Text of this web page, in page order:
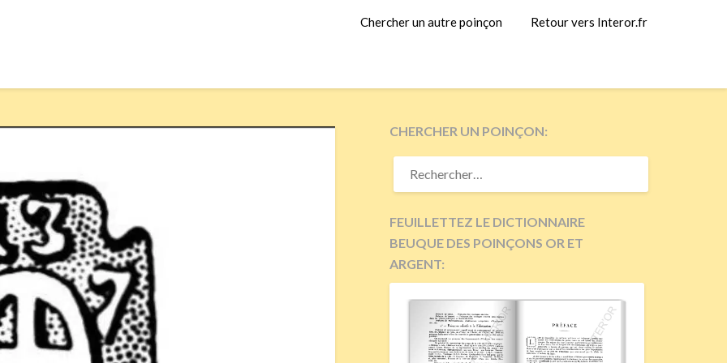
Chercher un autre poinçon Retour vers Interor.fr
CHERCHER UN POINÇON:
RECHERCHER :
FEUILLETTEZ LE DICTIONNAIRE
BEUQUE DES POINÇONS OR ET
ARGENT: